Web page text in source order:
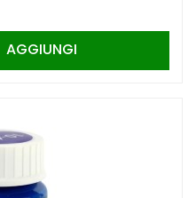
AGGIUNGI